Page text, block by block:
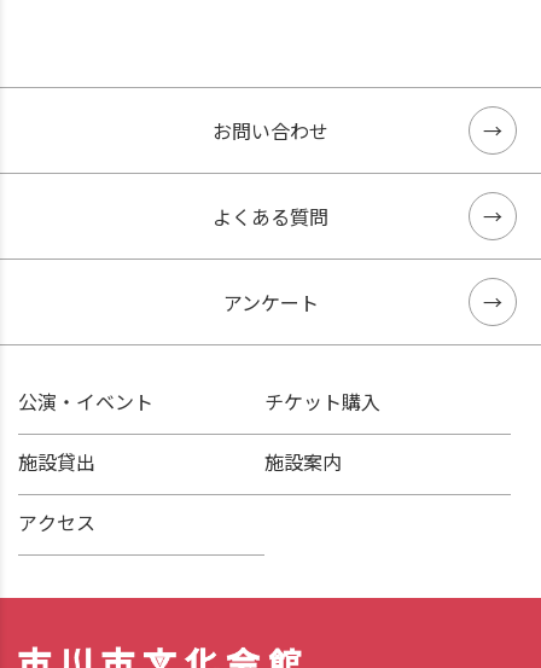
お問い合わせ
よくある質問
アンケート
公演・イベント チケット購入
施設貸出 施設案内
アクセス